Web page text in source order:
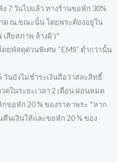
7 วันไปแล้ว ทางร้านขอหัก 30%
ด ณ.ขณะนั้น โดยพระต้องอยู่ใน
สียสภาพ ล้างผิว*
ยพัสดุด่วนพิเศษ “EMS” ต่ำกว่านั้น
นยังไม่ชำระเงินถือว่าสละสิทธิ์
ในระยะเวลา 2 เดือน ผ่อนหมด
ขอหัก 20 % ของราคาพระ *หาก
คืนเงินให้และขอหัก 20 % ของ